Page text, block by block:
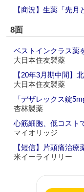
【商況】生薬「先月
8面
ベストインクラス薬
大日本住友製薬
【20年3月期中間】
大日本住友製薬
「デザレックス錠
杏林製薬
心筋細胞、低コスト
マイオリッジ
【短信】片頭痛治
米イーライリリー